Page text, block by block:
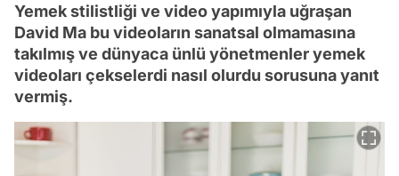
Yemek stilistliği ve video yapımıyla uğraşan
David Ma bu videoların sanatsal olmamasına
takılmış ve dünyaca ünlü yönetmenler yemek
videoları çekselerdi nasıl olurdu sorusuna yanıt
vermiş.